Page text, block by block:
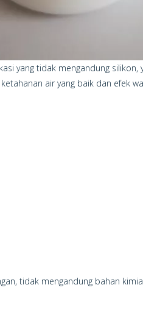
yang tidak mengandung
air yang baik dan efek
tidak mengandung bahan